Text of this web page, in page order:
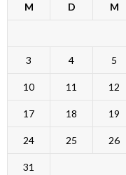
M D M
3 4 5
10 11 12
17 18 19
24 25 26
31